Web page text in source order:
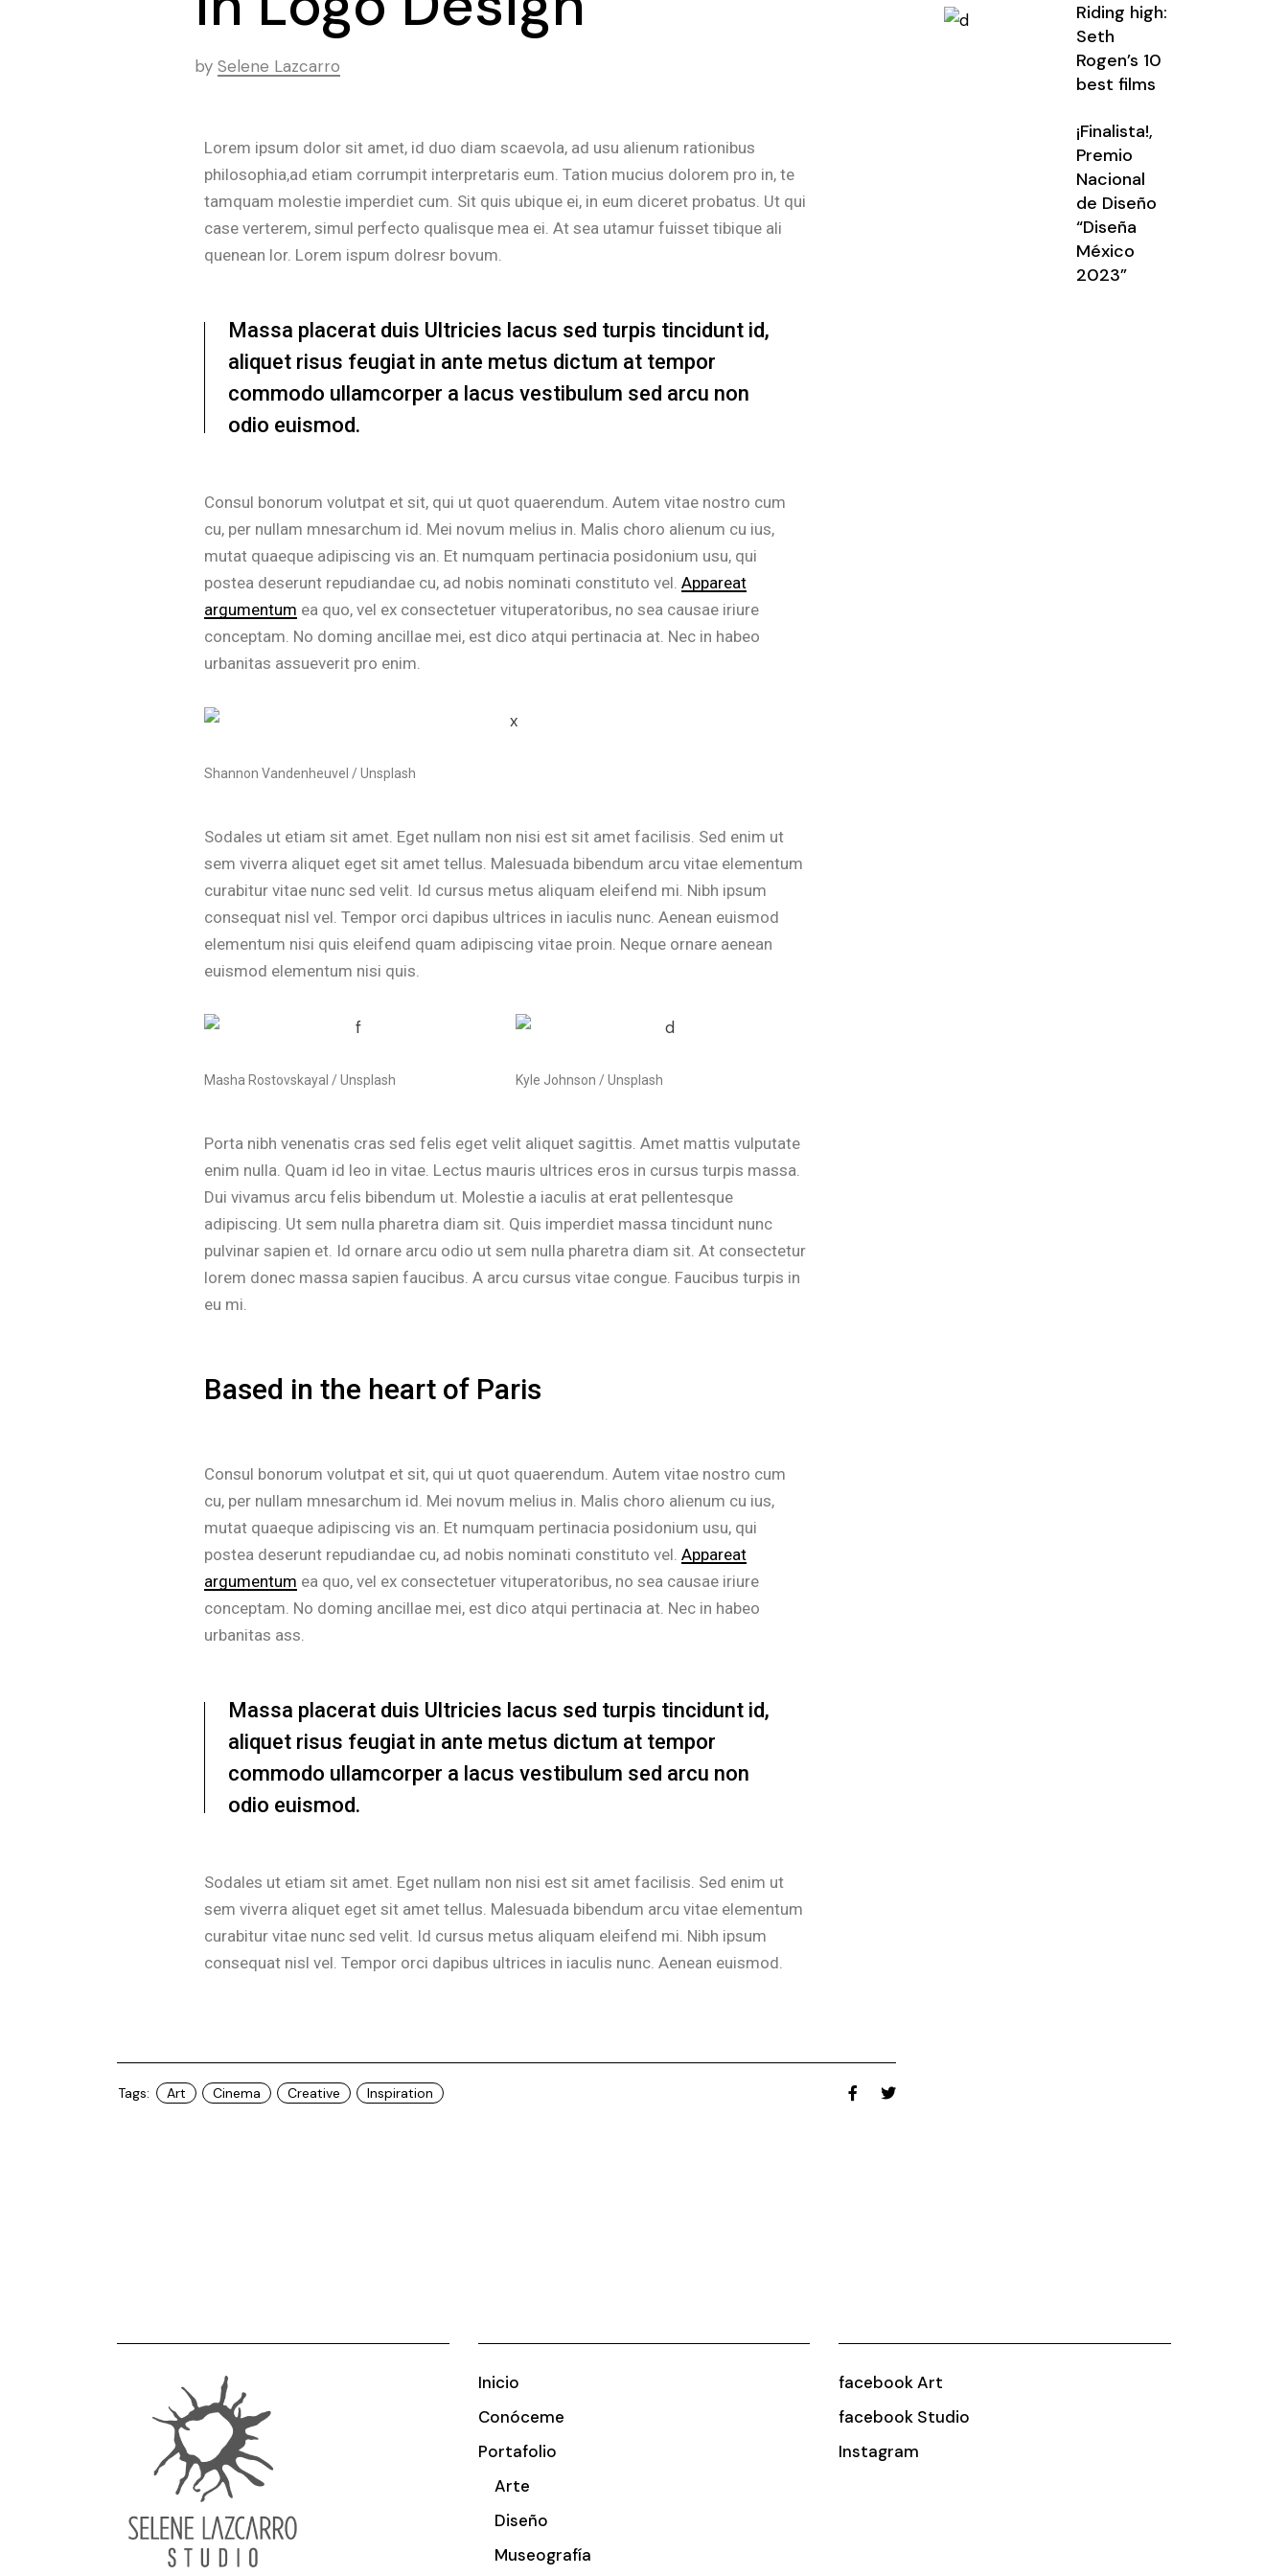
by Selene Lazcarro
Lorem ipsum dolor sit amet, id duo diam scaevola, ad usu alienum rationibus
philosophia,ad etiam corrumpit interpretaris eum. Tation mucius dolorem pro in, te
tamquam molestie imperdiet cum. Sit quis ubique ei, in eum diceret probatus. Ut qui
case verterem, simul perfecto qualisque mea ei. At sea utamur fuisset tibique ali
quenean lor. Lorem ispum dolresr bovum.
Massa placerat duis Ultricies lacus sed turpis tincidunt id,
aliquet risus feugiat in ante metus dictum at tempor
commodo ullamcorper a lacus vestibulum sed arcu non
odio euismod.
Consul bonorum volutpat et sit, qui ut quot quaerendum. Autem vitae nostro cum
cu, per nullam mnesarchum id. Mei novum melius in. Malis choro alienum cu ius,
mutat quaeque adipiscing vis an. Et numquam pertinacia posidonium usu, qui
postea deserunt repudiandae cu, ad nobis nominati constituto vel.Appareat
argumentum ea quo, vel ex consectetuer vituperatoribus, no sea causae iriure
conceptam. No doming ancillae mei, est dico atqui pertinacia at. Nec in habeo
urbanitas assueverit pro enim.
Shannon Vandenheuvel / Unsplash
Sodales ut etiam sit amet. Eget nullam non nisi est sit amet facilisis. Sed enim ut
sem viverra aliquet eget sit amet tellus. Malesuada bibendum arcu vitae elementum
curabitur vitae nunc sed velit. Id cursus metus aliquam eleifend mi. Nibh ipsum
consequat nisl vel. Tempor orci dapibus ultrices in iaculis nunc. Aenean euismod
elementum nisi quis eleifend quam adipiscing vitae proin. Neque ornare aenean
euismod elementum nisi quis.
Masha Rostovskayal / Unsplash Kyle Johnson / Unsplash
Porta nibh venenatis cras sed felis eget velit aliquet sagittis. Amet mattis vulputate
enim nulla. Quam id leo in vitae. Lectus mauris ultrices eros in cursus turpis massa.
Dui vivamus arcu felis bibendum ut. Molestie a iaculis at erat pellentesque
adipiscing. Ut sem nulla pharetra diam sit. Quis imperdiet massa tincidunt nunc
pulvinar sapien et. Id ornare arcu odio ut sem nulla pharetra diam sit. At consectetur
lorem donec massa sapien faucibus. A arcu cursus vitae congue. Faucibus turpis in
eu mi.
Based in the heart of Paris
Consul bonorum volutpat et sit, qui ut quot quaerendum. Autem vitae nostro cum
cu, per nullam mnesarchum id. Mei novum melius in. Malis choro alienum cu ius,
mutat quaeque adipiscing vis an. Et numquam pertinacia posidonium usu, qui
postea deserunt repudiandae cu, ad nobis nominati constituto vel.Appareat
argumentum ea quo, vel ex consectetuer vituperatoribus, no sea causae iriure
conceptam. No doming ancillae mei, est dico atqui pertinacia at. Nec in habeo
urbanitas ass.
Massa placerat duis Ultricies lacus sed turpis tincidunt id,
aliquet risus feugiat in ante metus dictum at tempor
commodo ullamcorper a lacus vestibulum sed arcu non
odio euismod.
Sodales ut etiam sit amet. Eget nullam non nisi est sit amet facilisis. Sed enim ut
sem viverra aliquet eget sit amet tellus. Malesuada bibendum arcu vitae elementum
curabitur vitae nunc sed velit. Id cursus metus aliquam eleifend mi. Nibh ipsum
consequat nisl vel. Tempor orci dapibus ultrices in iaculis nunc. Aenean euismod.
Tags: Art Cinema Creative Inspiration
Riding high:
Seth
Rogen’s 10
best films
¡Finalista!,
Premio
Nacional
de Diseño
“Diseña
México
2023”
Inicio
Conóceme
Portafolio
Arte
Diseño
Museografía
facebook Art
facebook Studio
Instagram